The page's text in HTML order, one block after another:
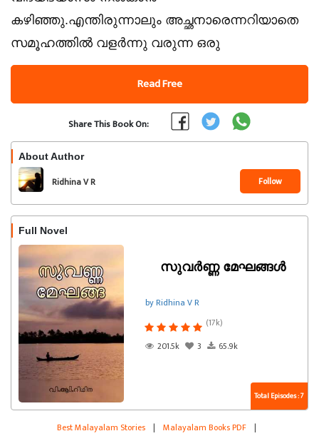
കഴിഞ്ഞു.എന്തിരുന്നാലും അച്ഛനാരെന്നറിയാതെ
സമൂഹത്തിൽ വളർന്നു വരുന്ന ഒരു
Read Free
Share This Book On:
About Author
Ridhina V R Follow
Full Novel
സുവർണ്ണ മേഘങ്ങൾ
by Ridhina V R
(17k)
201.5k
3 65.9k
Total Episodes : 7
Best Malayalam Stories | Malayalam Books PDF |